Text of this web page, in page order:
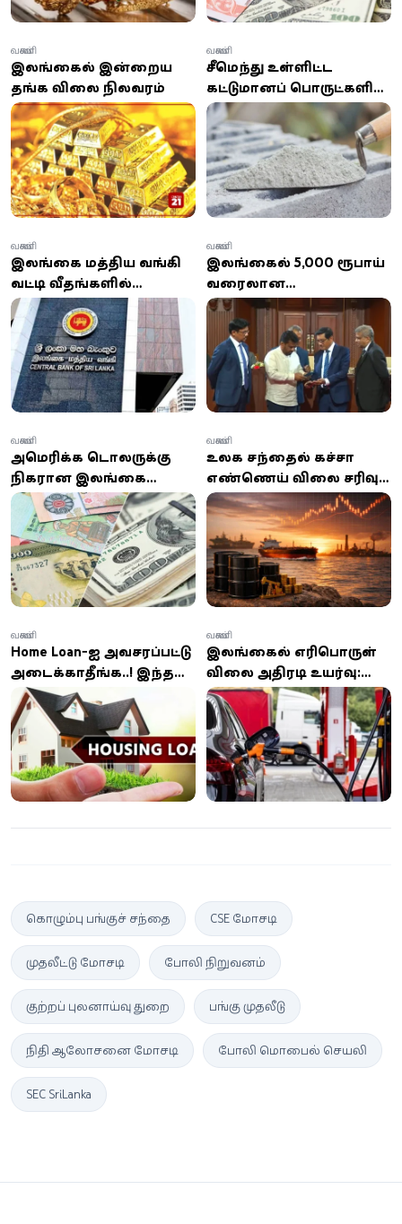
இலங்கையில் இன்றைய
தங்க விலை நிலவரம்
வணிகம்
சீமெந்து உள்ளிட்ட
கட்டுமானப் பொருட்களின்
விலை உயர்வு
வணிகம்
இலங்கை மத்திய வங்கி
வட்டி வீதங்களில்
மாற்றமில்லை;
பொருளாதார சவால்கள்
குறித்து எச்சரிக்கை
வணிகம்
இலங்கையில் 5,000 ரூபாய்
வரையிலான
கட்டணமில்லா QR
பரிவர்த்தனை ஆரம்பம்
வணிகம்
அமெரிக்க டொலருக்கு
நிகரான இலங்கை
ரூபாயின் விலை வீழ்ச்சி:
இன்றைய நாணய
மாற்று விகிதம்
வணிகம்
உலக சந்தையில் கச்சா
எண்ணெய் விலை சரிவு:
ஒரு பீப்பாய் பிரெண்ட்
87.88 டாலராக குறைவு
வணிகம்
Home Loan-ஐ அவசரப்பட்டு
அடைக்காதீங்க..! இந்த
ஸ்மார்ட் ட்ரிக் உங்களை
இன்னொரு சொத்தின்
உரிமையாளராக்கலாம்!
வணிகம்
இலங்கையில் எரிபொருள்
விலை அதிரடி உயர்வு:
நள்ளிரவு முதல் புதிய
விலை அமல்
வணிகம்
கொழும்பு பங்குச் சந்தை CSE மோசடி
முதலீட்டு மோசடி போலி நிறுவனம்
குற்றப் புலனாய்வு துறை பங்கு முதலீடு
நிதி ஆலோசனை மோசடி போலி மொபைல் செயலி
SEC Sri Lanka